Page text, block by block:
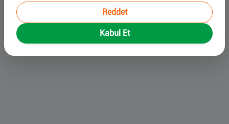
DEPREM SONRASI HASTALARA YAKLAŞIM
Reddet
Kabul Et